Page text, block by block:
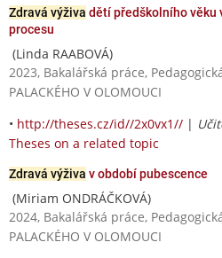
Zdravá výživa dětí předškolního věku
procesu
(Linda RAABOVÁ)
2023, Bakalářská práce,
PALACKÉHO V OLOMOUCI
• http://theses.cz/id//2x0vx1// |
Theses on a related topic
Zdravá výživa v období pubescence
(Miriam ONDRÁČKOVÁ)
2024, Bakalářská práce,
PALACKÉHO V OLOMOUCI